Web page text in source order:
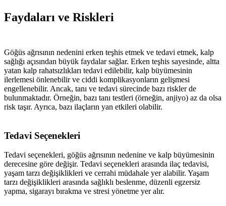
Faydaları ve Riskleri
Göğüs ağrısının nedenini erken teşhis etmek ve tedavi etmek, kalp
sağlığı açısından büyük faydalar sağlar. Erken teşhis sayesinde, altta
yatan kalp rahatsızlıkları tedavi edilebilir, kalp büyümesinin
ilerlemesi önlenebilir ve ciddi komplikasyonların gelişmesi
engellenebilir. Ancak, tanı ve tedavi sürecinde bazı riskler de
bulunmaktadır. Örneğin, bazı tanı testleri (örneğin, anjiyo) az da olsa
risk taşır. Ayrıca, bazı ilaçların yan etkileri olabilir.
Tedavi Seçenekleri
Tedavi seçenekleri, göğüs ağrısının nedenine ve kalp büyümesinin
derecesine göre değişir. Tedavi seçenekleri arasında ilaç tedavisi,
yaşam tarzı değişiklikleri ve cerrahi müdahale yer alabilir. Yaşam
tarzı değişiklikleri arasında sağlıklı beslenme, düzenli egzersiz
yapma, sigarayı bırakma ve stresi yönetme yer alır.